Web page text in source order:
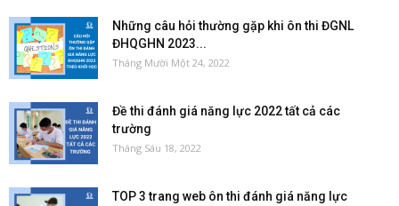
Những câu hỏi thường gặp khi ôn thi ĐGNL
ĐHQGHN 2023...
Tháng Mười Một 24, 2022
Đề thi đánh giá năng lực 2022 tất cả các
trường
Tháng Sáu 18, 2022
TOP 3 trang web ôn thi đánh giá năng lực